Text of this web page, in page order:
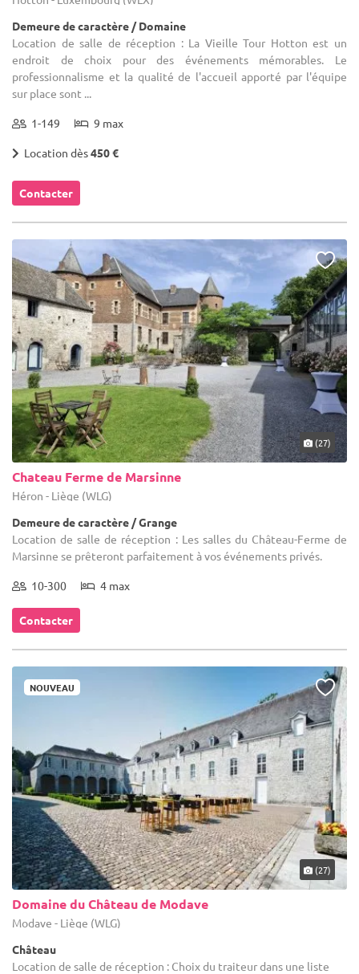
Demeure de caractère / Domaine
Location de salle de réception : La Vieille Tour Hotton est un
endroit de choix pour des événements mémorables. Le
professionnalisme et la qualité de l'accueil apporté par l'équipe
sur place sont ...
1-149 9 max
Location dès450 €
Contacter
(27)
Chateau Ferme de Marsinne
Héron - Liège (WLG)
Demeure de caractère / Grange
Location de salle de réception : Les salles du Château-Ferme de
Marsinne se prêteront parfaitement à vos événements privés.
10-300 4 max
Contacter
NOUVEAU
(27)
Domaine du Château de Modave
Modave - Liège (WLG)
Château
Location de salle de réception : Choix du traiteur dans une liste